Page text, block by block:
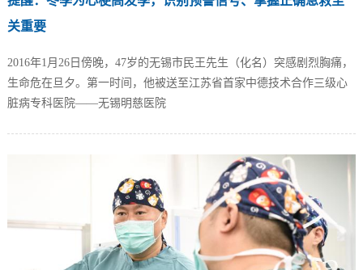
关重要
2016年1月26日傍晚，47岁的无锡市民王先生（化名）突感剧烈胸痛，
生命危在旦夕。第一时间，他被送至江苏省首家中德技术合作三级心
脏病专科医院——无锡明慈医院